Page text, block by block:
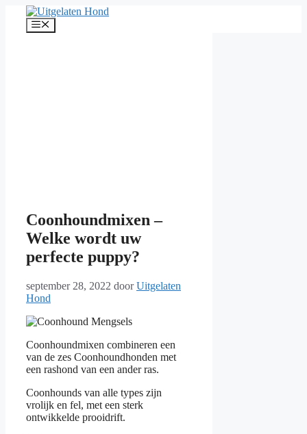
Menu
Coonhoundmixen –
Welke wordt uw
perfecte puppy?
september 28, 2022 doorUitgelaten
Hond
Coonhoundmixen combineren een
van de zes Coonhoundhonden met
een rashond van een ander ras.
Coonhounds van alle types zijn
vrolijk en fel, met een sterk
ontwikkelde prooidrift.